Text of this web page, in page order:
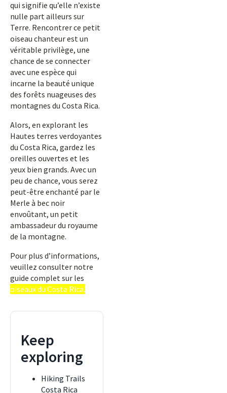
qui signifie qu’elle n’existe
nulle part ailleurs sur
Terre. Rencontrer ce petit
oiseau chanteur est un
véritable privilège, une
chance de se connecter
avec une espèce qui
incarne la beauté unique
des forêts nuageuses des
montagnes du Costa Rica.
Alors, en explorant les
Hautes terres verdoyantes
du Costa Rica, gardez les
oreilles ouvertes et les
yeux bien grands. Avec un
peu de chance, vous serez
peut-être enchanté par le
Merle à bec noir
envoûtant, un petit
ambassadeur du royaume
de la montagne.
Pour plus d’informations,
veuillez consulter notre
guide complet sur les
oiseaux du Costa Rica.
Keep
exploring
Hiking Trails
Costa Rica